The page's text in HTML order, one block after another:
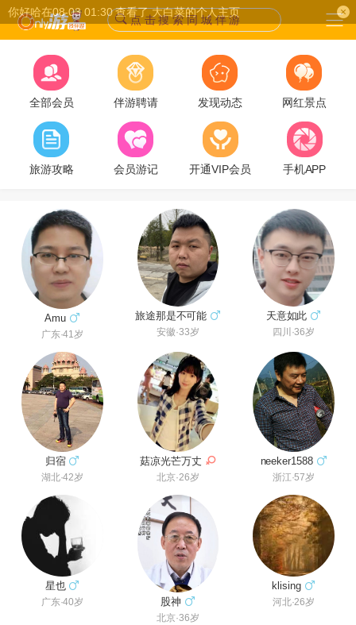
点 击 搜 索 同 城 伴 游
全部会员 伴游聘请 发现动态 网红景点
旅游攻略 会员游记 开通VIP会员 手机APP
Amu
广东·41岁
旅途那是不可能
安徽·33岁
天意如此
四川·36岁
归宿
湖北·42岁
菇凉光芒万丈
北京·26岁
neeker1588
浙江·57岁
星也
广东·40岁 股神
北京·36岁
klising
河北·26岁
你好哈在08-03 01:30 查看了 大白菜的个人主页